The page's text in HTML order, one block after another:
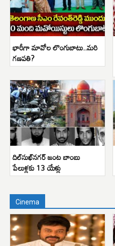
భారీగా మావోల లొంగుబాటు..మరి
గణపతి?
దిల్‌సుఖ్‌నగర్ జంట బాంబు
పేలుళ్లకు 13 యేళ్లు
Cinema